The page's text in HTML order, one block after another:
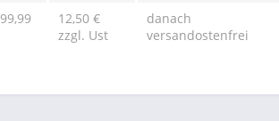
12,50 €
zzgl. Ust
danach
versandostenfrei